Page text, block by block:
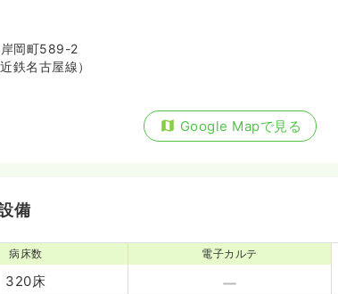
岡町589-2
鉄名古屋線）
Google Mapで見る
備
病床数
320床
電子カルテ